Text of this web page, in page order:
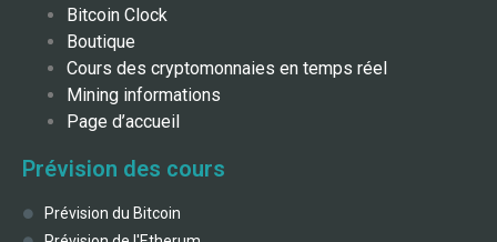
Bitcoin Clock
Boutique
Cours des cryptomonnaies en temps réel
Mining informations
Page d’accueil
Prévision des cours
Prévision du Bitcoin